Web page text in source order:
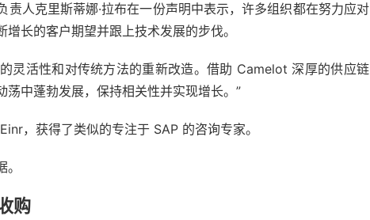
人克里斯蒂娜·拉布在一份声明中表示，许多组织都在努力应对
长的客户期望并跟上技术发展的步伐。
灵活性和对传统方法的重新改造。借助 Camelot 深厚的供应链
中蓬勃发展，保持相关性并实现增长。”
，获得了类似的专注于 SAP 的咨询专家。
购